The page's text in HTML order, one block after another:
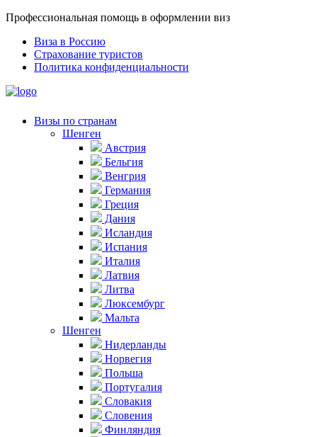
Профессиональная помощь в оформлении виз
Виза в Россию
Страхование туристов
Политика конфиденциальности
Визы по странам
Шенген
Австрия
Бельгия
Венгрия
Германия
Греция
Дания
Исландия
Испания
Италия
Латвия
Литва
Люксембург
Мальта
Шенген
Нидерланды
Норвегия
Польша
Португалия
Словакия
Словения
Финляндия